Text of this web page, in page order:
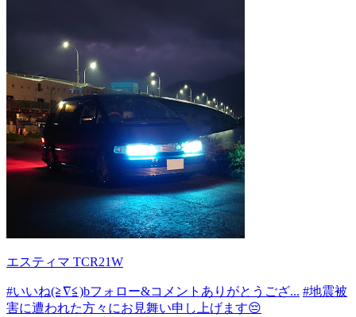
エスティマ TCR21W
#いいね(≧∇≦)bフォロー&コメントありがとうござ... #地震被
害に遭われた方々にお見舞い申し上げます😔